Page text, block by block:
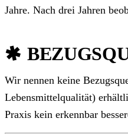
Jahre. Nach drei Jahren
Wir nennen keine
Lebensmittelqualität)
Praxis kein erkennbar